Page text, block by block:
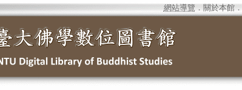
網站導覽 ． 關於本館．